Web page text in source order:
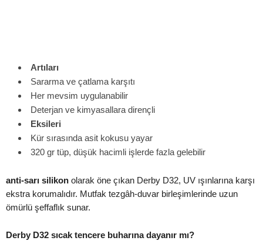
Artıları
Sararma ve çatlama karşıtı
Her mevsim uygulanabilir
Deterjan ve kimyasallara dirençli
Eksileri
Kür sırasında asit kokusu yayar
320 gr tüp, düşük hacimli işlerde fazla gelebilir
anti-sarı silikon olarak öne çıkan Derby D32, UV ışınlarına karşı
ekstra korumalıdır. Mutfak tezgâh-duvar birleşimlerinde uzun
ömürlü şeffaflık sunar.
Derby D32 sıcak tencere buharına dayanır mı?